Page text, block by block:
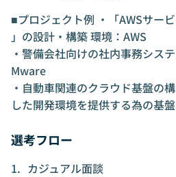
サポート体制 ・確実にキャリアア
体制 ・最大30万円の資格取得イン
有 ・男女比 6:4 ・産休からの復帰
・案件選択制 ＿＿＿＿＿＿＿＿＿＿
＿＿＿＿ 面談からでも可能、働くうえで貴方
が大事にしている軸を教えてくだ
宜しくお願いします。
■プロジェクト例 ・「AWSサービ
」の設計・構築 環境：AWS
・警備会社向けの社内事務シス
Mware
・自動車関連のクラウド基盤の
した開発環境を提供する為の基
選考フロー
カジュアル面談